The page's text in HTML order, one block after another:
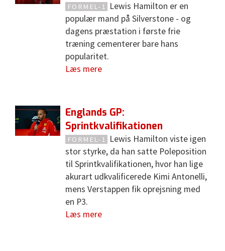
FORMEL-1
Lewis Hamilton er en
populær mand på Silverstone - og
dagens præstation i første frie
træning cementerer bare hans
popularitet.
Læs mere
Englands GP:
Sprintkvalifikationen
FORMEL-1
Lewis Hamilton viste igen
stor styrke, da han satte Poleposition
til Sprintkvalifikationen, hvor han lige
akurart udkvalificerede Kimi Antonelli,
mens Verstappen fik oprejsning med
en P3.
Læs mere